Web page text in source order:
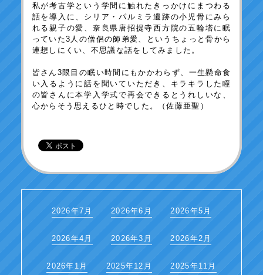
私が考古学という学問に触れたきっかけにまつわる
話を導入に、シリア・パルミラ遺跡の小児骨にみら
れる親子の愛、奈良県唐招提寺西方院の五輪塔に眠
っていた3人の僧侶の師弟愛、というちょっと骨から
連想しにくい、不思議な話をしてみました。
皆さん3限目の眠い時間にもかかわらず、一生懸命食
い入るように話を聞いていただき、キラキラした瞳
の皆さんに本学入学式で再会できるとうれしいな、
心からそう思えるひと時でした。（佐藤亜聖）
2026年7月 2026年6月 2026年5月
2026年4月 2026年3月 2026年2月
2026年1月 2025年12月 2025年11月